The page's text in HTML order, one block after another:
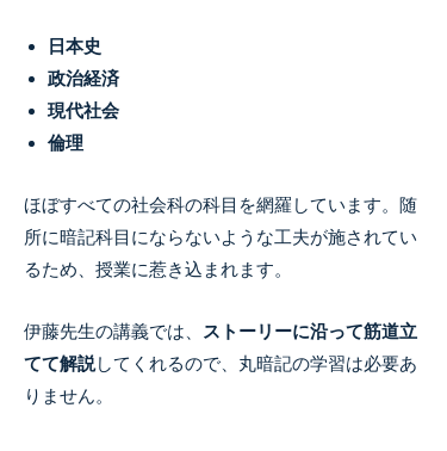
日本史
政治経済
現代社会
倫理
ほぼすべての社会科の科目を網羅しています。随
所に暗記科目にならないような工夫が施されてい
るため、授業に惹き込まれます。
伊藤先生の講義では、
ストーリーに沿って筋道立
てて解説してくれるので、丸暗記の学習は必要あ
りません。